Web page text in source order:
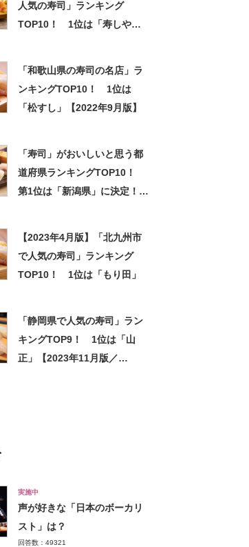
人気の寿司」ランキング
TOP10！ 1位は「寿しや甲
「和歌山県の寿司の名店」ラ
ンキングTOP10！ 1位は
「松すし」【2022年9月版】
「寿司」がおいしいと思う都
道府県ランキングTOP10！
第1位は「新潟県」に決定！
【2023年4月版】「北九州市
で人気の寿司」ランキング
TOP10！ 1位は「もり田」
「静岡県で人気の寿司」ラン
キングTOP9！ 1位は「山
正」【2023年11月版／
実施中
声が好きな「日本のボーカリ
スト」は？
回答数：49321